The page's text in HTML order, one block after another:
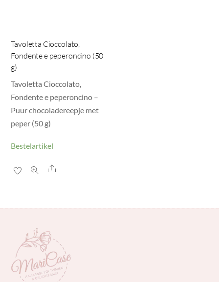
Tavoletta Cioccolato,
Fondente e peperoncino (50
g)
Tavoletta Cioccolato,
Fondente e peperoncino –
Puur chocoladereepje met
peper (50 g)
Bestelartikel
Share